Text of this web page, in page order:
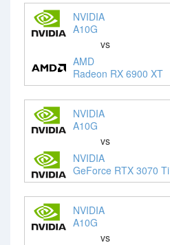
NVIDIA
A10G
vs
AMD
Radeon RX 6900 XT
NVIDIA
A10G
vs
NVIDIA
GeForce RTX 3070 Ti
NVIDIA
A10G
vs